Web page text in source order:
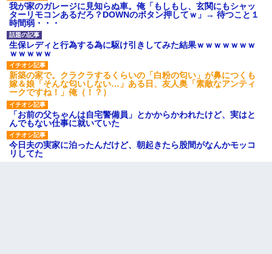
我が家のガレージに見知らぬ車。俺「もしもし、玄関にもシャッ
ターリモコンあるだろ？DOWNのボタン押してｗ」→ 待つこと１
時間弱・・・
生保レディと行為する為に駆け引きしてみた結果ｗｗｗｗｗｗｗ
ｗｗｗｗｗ
新築の家で。クラクラするくらいの「白粉の匂い」が鼻につくも
嫁＆娘「そんな匂いしない…」ある日、友人奥「素敵なアンティ
ークですね！」俺（！？）
「お前の父ちゃんは自宅警備員」とかからかわれたけど、実はと
んでもない仕事に就いていた
今日夫の実家に泊ったんだけど、朝起きたら股間がなんかモッコ
リしてた